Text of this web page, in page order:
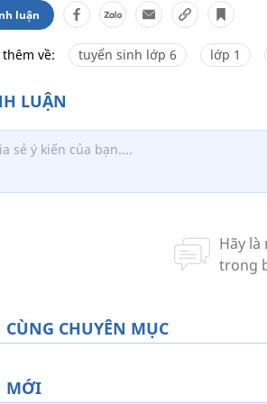
luận
thêm về: tuyển sinh lớp 6 lớp 1
CHUYÊN MỤC
MỚI